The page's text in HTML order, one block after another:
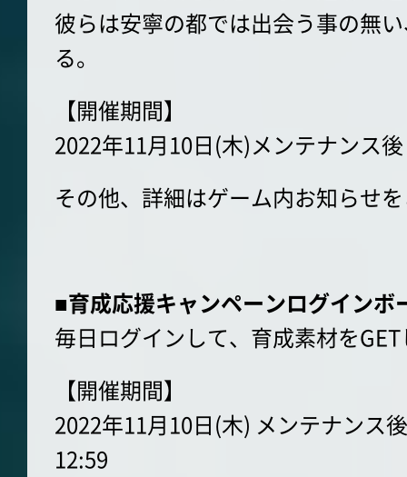
彼らは安寧の都では出会う事の無
る。
【開催期間】
2022年11月10日(木)メンテナンス
その他、詳細はゲーム内お知らせ
■育成応援キャンペーンログインボ
毎日ログインして、育成素材を
【開催期間】
2022年11月10日(木) メンテナンス
12:59